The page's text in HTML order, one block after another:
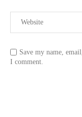
Save my name,
I comment.